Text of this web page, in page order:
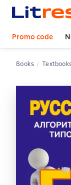
Promo code
Books